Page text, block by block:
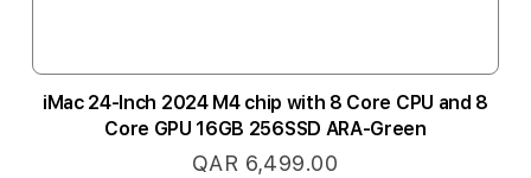
iMac 24-Inch 2024 M4 chip with 8 Core CPU and 8
Core GPU 16GB 256SSD ARA-Green
QAR 6,499.00